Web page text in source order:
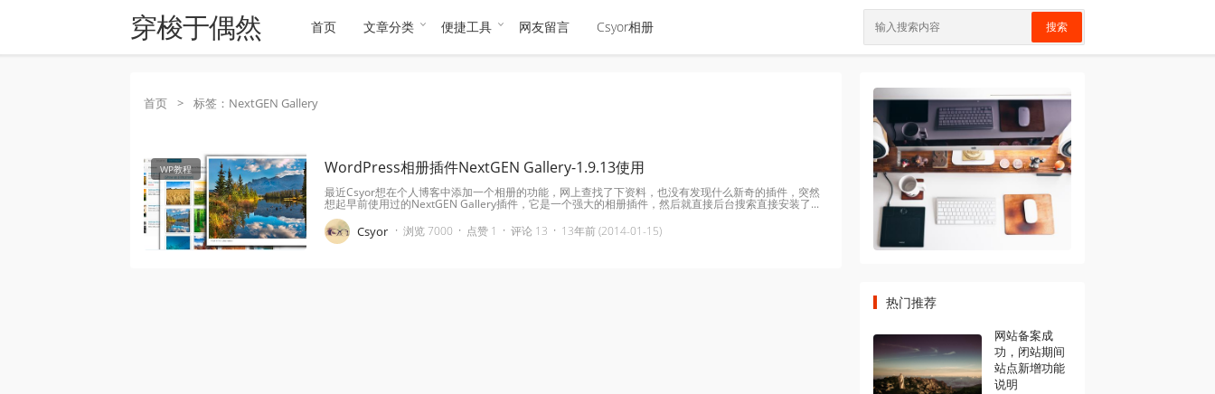
穿梭于偶然 首页 文章分类 便捷工具 网友留言 Csyor相册 搜索
首页 > 标签：NextGEN Gallery
WP教程 WordPress相册插件NextGEN Gallery-1.9.13使用
最近Csyor想在个人博客中添加一个相册的功能，网上查找了下资料，也没有发现什么新奇的插件，突然
想起早前使用过的NextGEN Gallery插件，它是一个强大的相册插件，然后就直接后台搜索直接安装了...
Csyor · 浏览 7000 · 点赞 1 · 评论 13 · 13年前 (2014-01-15)
热门推荐
网站备案成
功，闭站期间
站点新增功能
说明